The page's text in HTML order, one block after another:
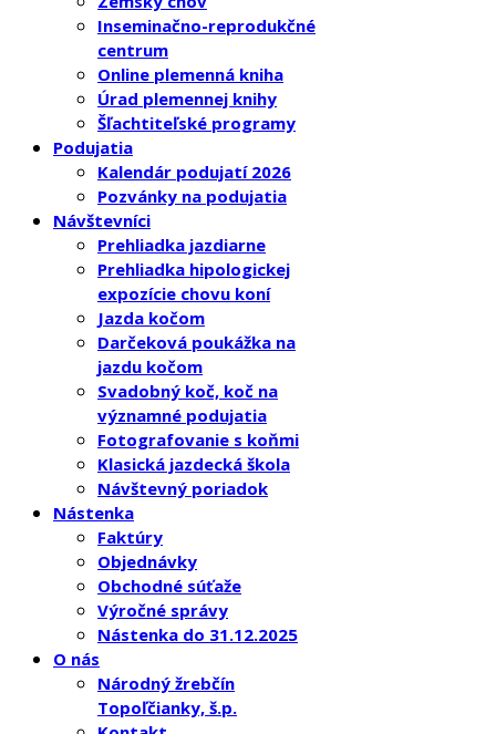
Inseminačno-reprodukčné
centrum
Online plemenná kniha
Úrad plemennej knihy
Šľachtiteľské programy
Podujatia
Kalendár podujatí 2026
Pozvánky na podujatia
Návštevníci
Prehliadka jazdiarne
Prehliadka hipologickej
expozície chovu koní
Jazda kočom
Darčeková poukážka na
jazdu kočom
Svadobný koč, koč na
významné podujatia
Fotografovanie s koňmi
Klasická jazdecká škola
Návštevný poriadok
Nástenka
Faktúry
Objednávky
Obchodné súťaže
Výročné správy
Nástenka do 31.12.2025
O nás
Národný žrebčín
Topoľčianky, š.p.